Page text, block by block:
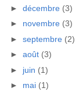
► décembre (3)
► novembre (3)
► septembre (2)
► août (3)
► juin (1)
► mai (1)